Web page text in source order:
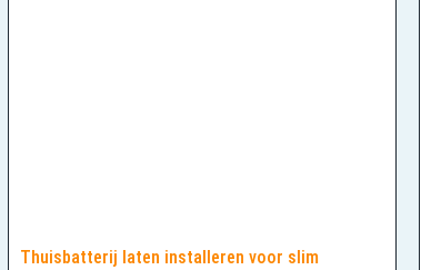
Thuisbatterij laten installeren voor slim